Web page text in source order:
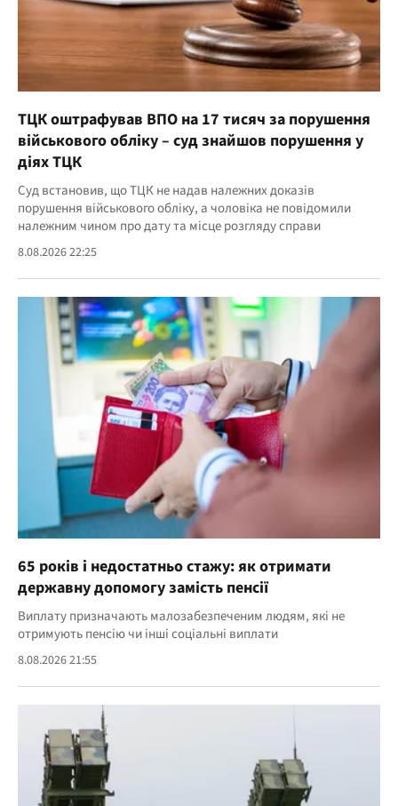
ТЦК оштрафував ВПО на 17 тисяч за порушення
військового обліку – суд знайшов порушення у
діях ТЦК
Суд встановив, що ТЦК не надав належних доказів
порушення військового обліку, а чоловіка не повідомили
належним чином про дату та місце розгляду справи
8.08.2026 22:25
65 років і недостатньо стажу: як отримати
державну допомогу замість пенсії
Виплату призначають малозабезпеченим людям, які не
отримують пенсію чи інші соціальні виплати
8.08.2026 21:55